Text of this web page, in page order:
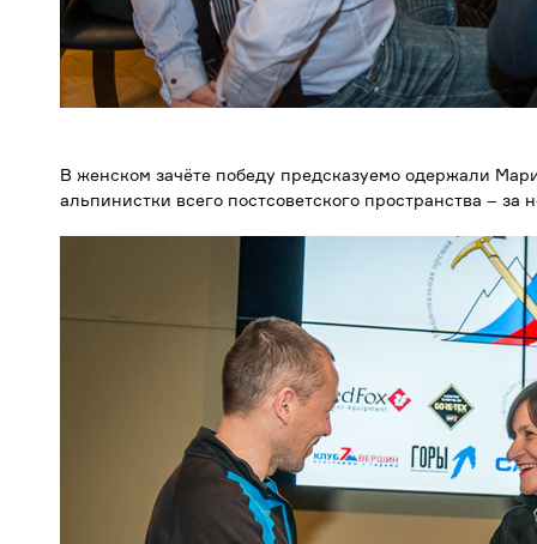
В женском зачёте победу предсказуемо одержали
альпинистки всего постсоветского пространства –